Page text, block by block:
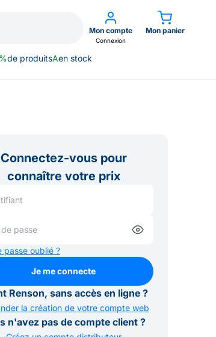
Mon compte
Connexion
Mon panier
de produitsAen stock
Connectez-vous pour
connaître votre prix
passe oublié ?
Je me connecte
Renson, sans accès en ligne ?
la création de votre compte web
n'avez pas de compte client ?